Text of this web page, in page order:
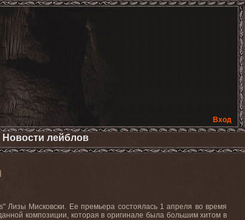
Вход
Новости лейблов
Лизы Мисковски. Ее премьера состоялась 1 апреля во время
композиции, которая в оригинале была большим хитом в